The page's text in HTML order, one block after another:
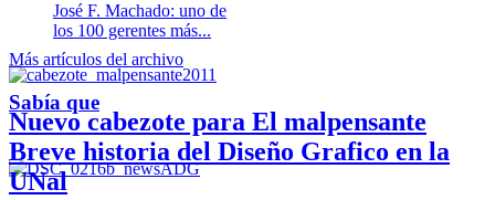
José F. Machado: uno de
los 100 gerentes más...
Nuevo cabezote para El malpensante
Más artículos del archivo
Sabía que
Breve historia del Diseño Grafico en la
UNal